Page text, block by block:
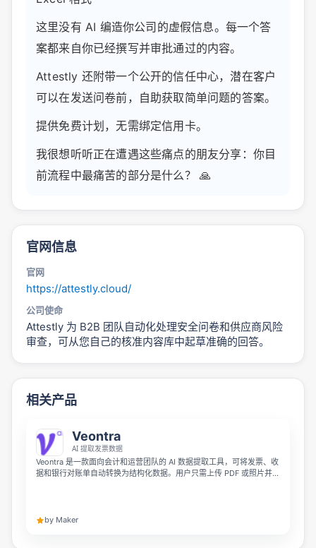
这里没有 AI 编造你公司的虚假信息。每一个答
案都来自你已经撰写并审批通过的内容。
Attestly 还附带一个公开的信任中心，潜在客户
可以在发送问卷前，自助获取简单问题的答案。
提供免费计划，无需绑定信用卡。
我很想听听正在遭遇这些痛点的朋友分享：你目
前流程中最痛苦的部分是什么？ 🙏
官网信息
官网
https://attestly.cloud/
公司使命
Attestly 为 B2B 团队自动化处理安全问卷和供应商风险
审查，可从您自己的核准内容库中起草准确的回答。
相关产品
Veontra
AI 提取发票数据
Veontra 是一款面向会计和运营团队的 AI 数据提取工具，可将发票、收
据和银行对账单自动转换为结构化数据。用户只需上传 PDF 或照片并选
by Maker